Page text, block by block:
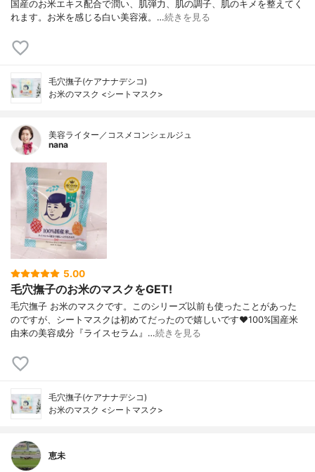
国産のお米エキス配合で潤い、肌弾力、肌の調子、肌のキメを整えてく
れます。お米を感じる白い美容液。…続きを見る
毛穴撫子(ケアナナデシコ)
お米のマスク <シートマスク>
美容ライター／コスメコンシェルジュ
nana
5.00
毛穴撫子のお米のマスクをGET!
毛穴撫子 お米のマスクです。このシリーズ以前も使ったことがあった
のですが、シートマスクは初めてだったので嬉しいです❤100%国産米
由来の美容成分『ライスセラム』…続きを見る
毛穴撫子(ケアナナデシコ)
お米のマスク <シートマスク>
恵未